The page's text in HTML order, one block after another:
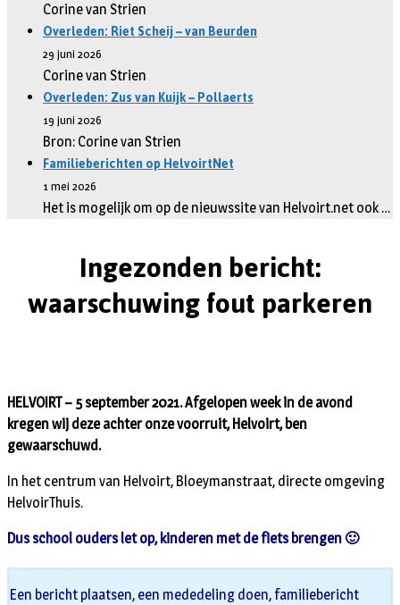
Corine van Strien
Overleden: Riet Scheij – van Beurden
29 juni 2026
Corine van Strien
Overleden: Zus van Kuijk – Pollaerts
19 juni 2026
Bron: Corine van Strien
Familieberichten op HelvoirtNet
1 mei 2026
Het is mogelijk om op de nieuwssite van Helvoirt.net ook …
Ingezonden bericht:
waarschuwing fout parkeren
HELVOIRT – 5 september 2021. Afgelopen week in de avond
kregen wij deze achter onze voorruit, Helvoirt, ben
gewaarschuwd.
In het centrum van Helvoirt, Bloeymanstraat, directe omgeving
HelvoirThuis.
Dus school ouders let op, kinderen met de fiets brengen 🙂
Een bericht plaatsen, een mededeling doen, familiebericht